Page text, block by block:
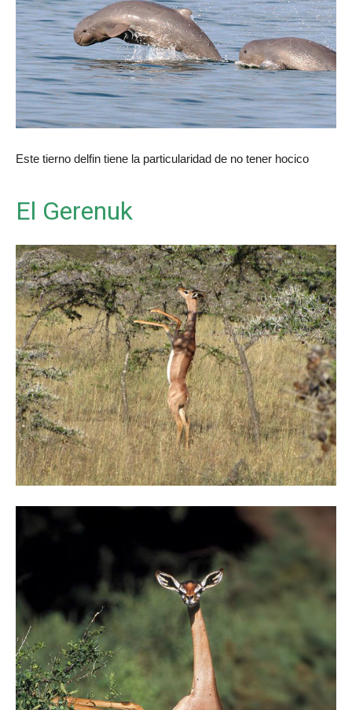
Este tierno delfin tiene la particularidad de no tener hocico
El Gerenuk